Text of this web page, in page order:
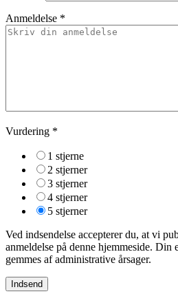
Anmeldelse *
Vurdering *
1 stjerne
2 stjerner
3 stjerner
4 stjerner
5 stjerner
Ved indsendelse accepterer du, at vi
anmeldelse på denne hjemmeside. Din
gemmes af administrative årsager.